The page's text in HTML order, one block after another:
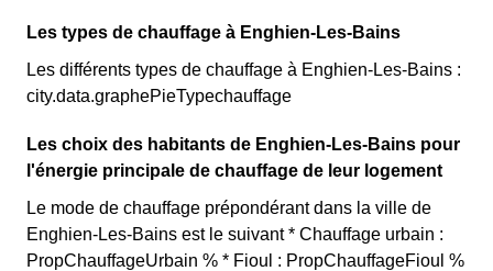
Les types de chauffage à Enghien-Les-Bains
Les différents types de chauffage à Enghien-Les-Bains :
city.data.graphePieTypechauffage
Les choix des habitants de Enghien-Les-Bains pour
l'énergie principale de chauffage de leur logement
Le mode de chauffage prépondérant dans la ville de
Enghien-Les-Bains est le suivant * Chauffage urbain :
PropChauffageUrbain % * Fioul : PropChauffageFioul %